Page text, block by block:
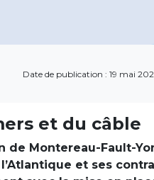
et du câble
de Montereau-Fault-
et ses
Date de publication : 19 mai